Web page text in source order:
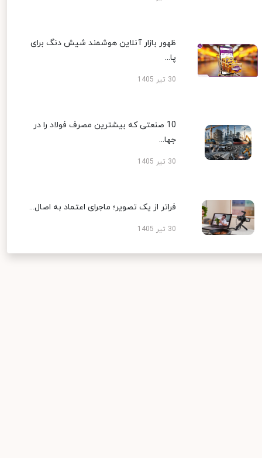
ظهور بازار آنلاین هوشمند شیش دنگ برای
پا...
30 تیر 1405
10 صنعتی که بیشترین مصرف فولاد را در
جها...
30 تیر 1405
فراتر از یک تصویر؛ ماجرای اعتماد به اصال...
30 تیر 1405